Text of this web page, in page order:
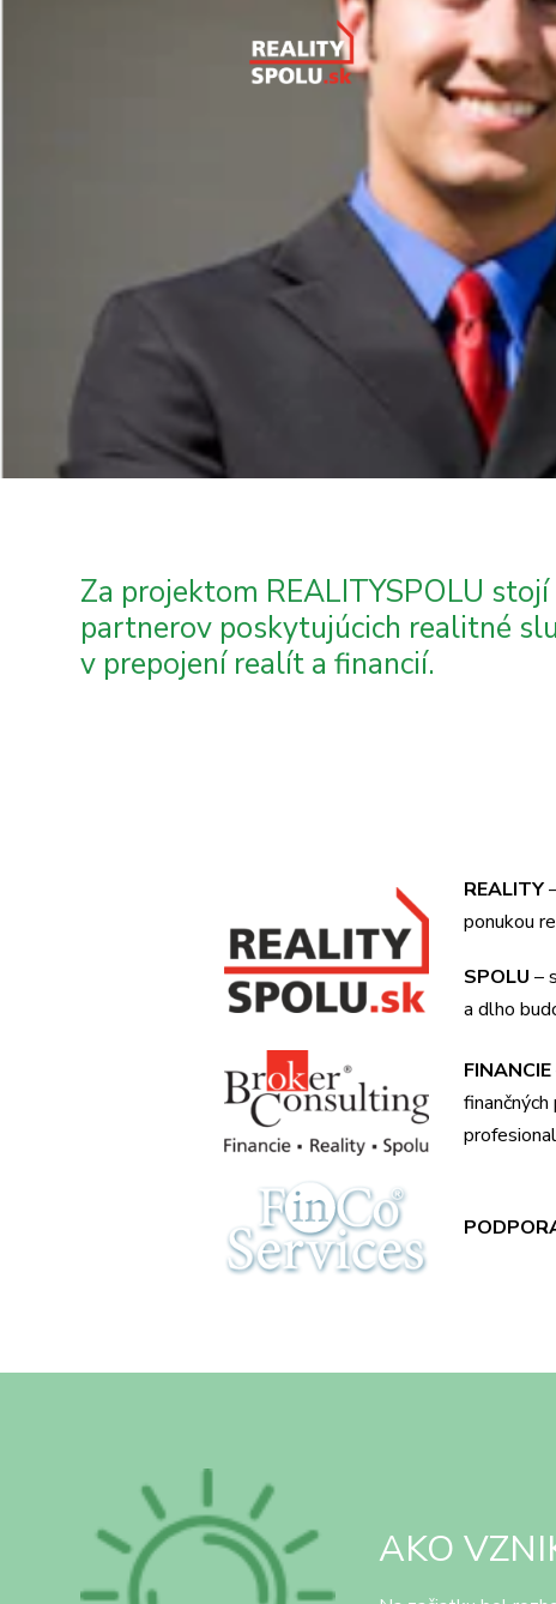
Za projektom REALITYSPOLU
partnerov poskytujúcich realitné
v prepojení realít a financií.
REALITY
ponukou
SPOLU –
a dlho
FINANCIE
AKO